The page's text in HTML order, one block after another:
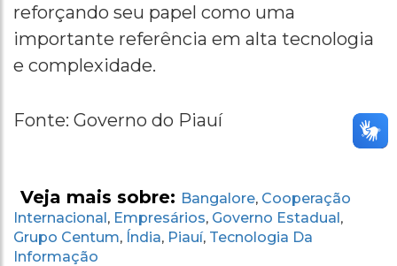
reforçando seu papel como uma
importante referência em alta tecnologia
e complexidade.
Fonte: Governo do Piauí
Veja mais sobre: Bangalore, Cooperação
Internacional, Empresários, Governo Estadual,
Grupo Centum, Índia, Piauí, Tecnologia Da
Informação